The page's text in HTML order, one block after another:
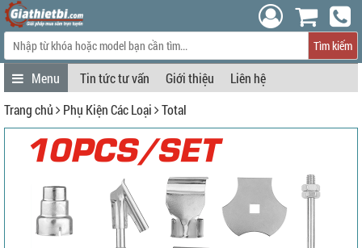
Tìm kiếm
Tin tức tư vấn Giới thiệu
Liên hệ
Trang chủ
Phụ Kiện Các Loại Total